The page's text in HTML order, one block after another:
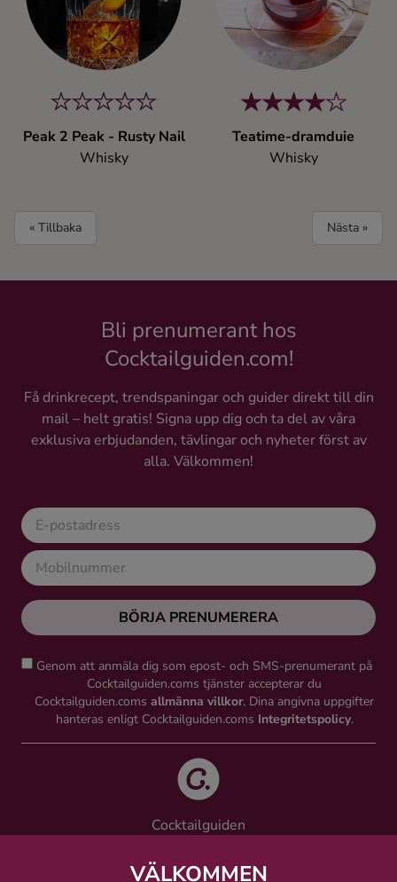
VÄLKOMMEN
Peak 2 Peak - Rusty Nail
Whisky
Teatime-dramduie
Whisky
« Tillbaka Nästa »
Bli prenumerant hos
Cocktailguiden.com!
Få drinkrecept, trendspaningar och guider direkt till din
mail – helt gratis! Signa upp dig och ta del av våra
exklusiva erbjudanden, tävlingar och nyheter först av
alla. Välkommen!
BÖRJA PRENUMERERA
Genom att anmäla dig som epost- och SMS-prenumerant på
Cocktailguiden.coms tjänster accepterar du
Cocktailguiden.coms allmänna villkor. Dina angivna uppgifter
hanteras enligt Cocktailguiden.coms Integritetspolicy.
Cocktailguiden
Västra Järnvägsgatan 21, 111 64 Stockholm